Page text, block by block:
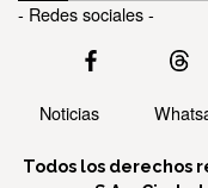
- Redes sociales -
Noticias
Todos los derechos